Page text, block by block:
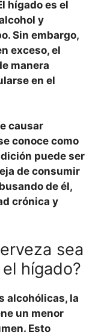
hígado es el
y
Sin embargo,
exceso, el
manera
en el
causar
conoce como
puede ser
de consumir
de él,
crónica y
sea
hígado?
alcohólicas, la
un menor
Esto